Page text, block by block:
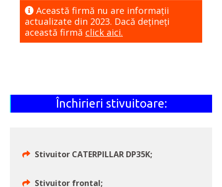
Această firmă nu are informaţii
actualizate din 2023. Dacă dețineți
această firmă click aici.
Închirieri stivuitoare:
Stivuitor CATERPILLAR DP35K;
Stivuitor frontal;